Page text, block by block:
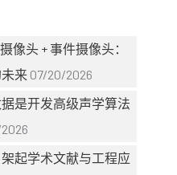
像头 + 事件摄像头：
来 07/20/2026
是开发高级声学算法
起学术文献与工程应